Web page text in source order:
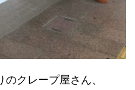
クレープ屋さん、